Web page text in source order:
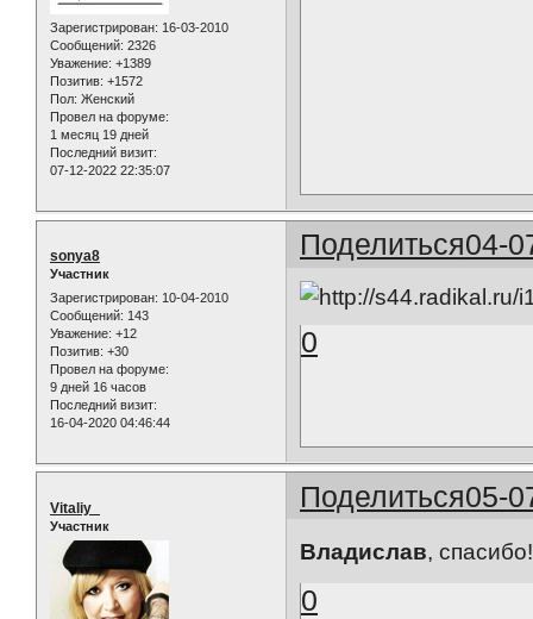
Зарегистрирован: 16-03-2010
Сообщений: 2326
Уважение: +1389
Позитив: +1572
Пол: Женский
Провел на форуме:
1 месяц 19 дней
Последний визит:
07-12-2022 22:35:07
Поделиться04-
sonya8
Участник
Зарегистрирован: 10-04-2010
Сообщений: 143
Уважение: +12
Позитив: +30
Провел на форуме:
9 дней 16 часов
Последний визит:
16-04-2020 04:46:44
0
Поделиться05-
Vitaliy_
Участник
Владислав, спасибо!
0